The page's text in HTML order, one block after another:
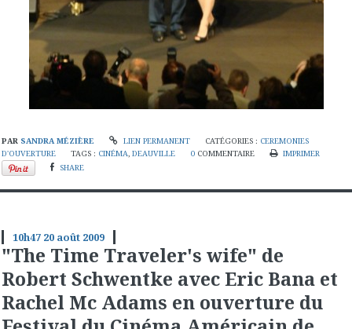
PAR SANDRA MÉZIÈRE LIEN PERMANENT CATÉGORIES : CEREMONIES
D'OUVERTURE
TAGS : CINÉMA,DEAUVILLE 0 COMMENTAIRE
IMPRIMER
SHARE
10h47 20 août 2009
"The Time Traveler's wife" de
Robert Schwentke avec Eric Bana et
Rachel Mc Adams en ouverture du